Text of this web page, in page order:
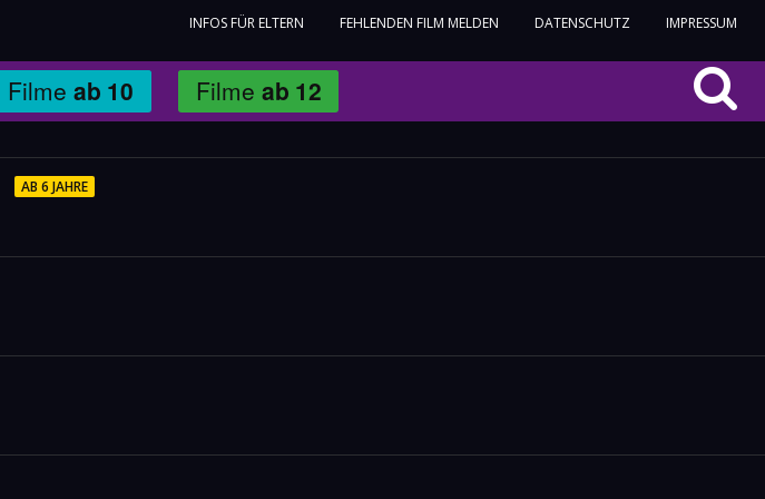
INFOS FÜR ELTERN FEHLENDEN FILM MELDEN DATENSCHUTZ IMPRESSUM
Filme ab 10 Filme ab 12
AB 6 JAHRE